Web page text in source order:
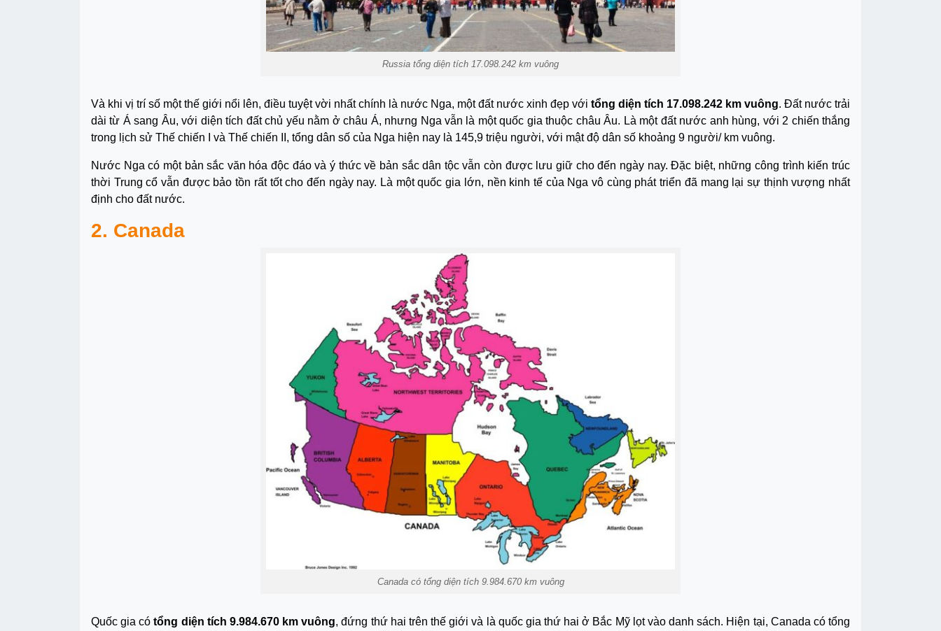
Russia tổng diện tích 17.098.242 km vuông
Và khi vị trí số một thế giới nổi lên, điều tuyệt vời nhất chính là nước Nga, một đất nước xinh đẹp với tổng diện tích 17.098.242 km vuông. Đất nước trải
dài từ Á sang Âu, với diện tích đất chủ yếu nằm ở châu Á, nhưng Nga vẫn là một quốc gia thuộc châu Âu. Là một đất nước anh hùng, với 2 chiến thắng
trong lịch sử Thế chiến I và Thế chiến II, tổng dân số của Nga hiện nay là 145,9 triệu người, với mật độ dân số khoảng 9 người/ km vuông.
Nước Nga có một bản sắc văn hóa độc đáo và ý thức về bản sắc dân tộc vẫn còn được lưu giữ cho đến ngày nay. Đặc biệt, những công trình kiến ​​trúc
thời Trung cổ vẫn được bảo tồn rất tốt cho đến ngày nay. Là một quốc gia lớn, nền kinh tế của Nga vô cùng phát triển đã mang lại sự thịnh vượng nhất
định cho đất nước.
2. Canada
Canada có tổng diện tích 9.984.670 km vuông
Quốc gia cótổng diện tích 9.984.670 km vuông, đứng thứ hai trên thế giới và là quốc gia thứ hai ở Bắc Mỹ lọt vào danh sách. Hiện tại, Canada có tổng